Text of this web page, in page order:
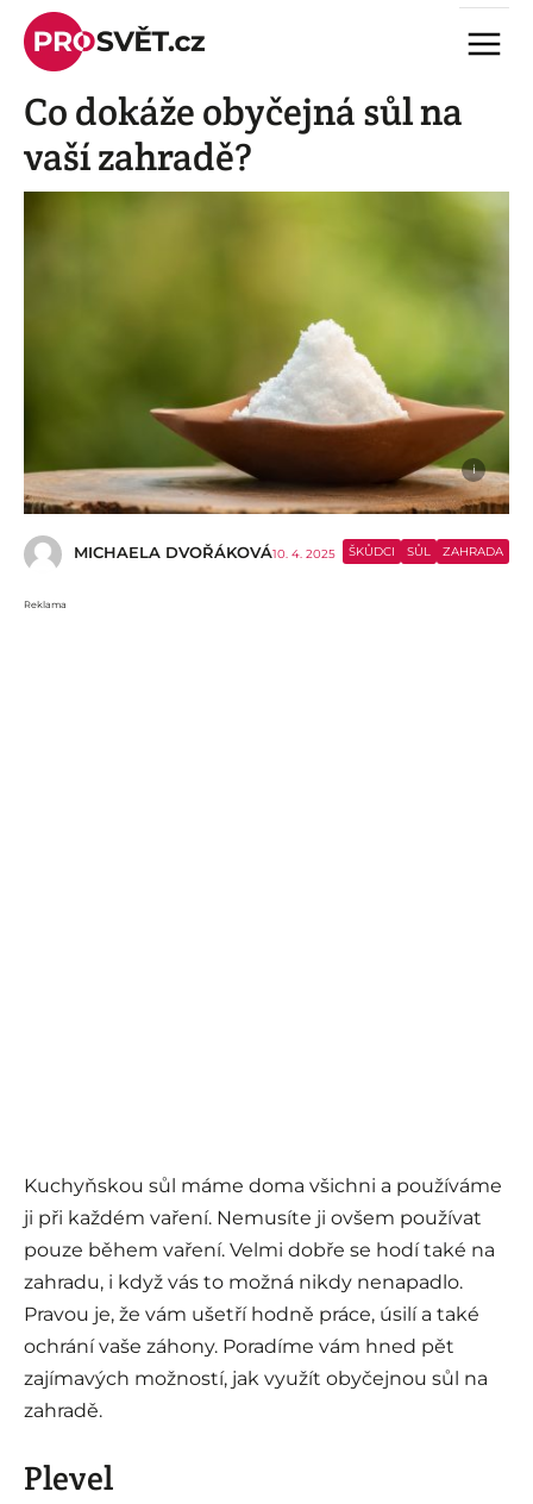
Skip
content
Menu
Co dokáže obyčejná sůl na
vaší zahradě?
i
MICHAELA DVOŘÁKOVÁ10. 4. 2025 ŠKŮDCI SŮL ZAHRADA
Reklama
Kuchyňskou sůl máme doma všichni a používáme
ji při každém vaření. Nemusíte ji ovšem používat
pouze během vaření. Velmi dobře se hodí také na
zahradu, i když vás to možná nikdy nenapadlo.
Pravou je, že vám ušetří hodně práce, úsilí a také
ochrání vaše záhony. Poradíme vám hned pět
zajímavých možností, jak využít obyčejnou sůl na
zahradě.
Plevel